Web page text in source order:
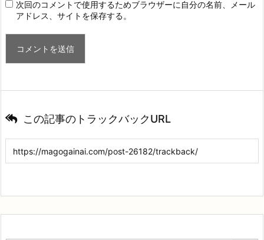
次回のコメントで使用するためブラウザーに自分の名前、メール
アドレス、サイトを保存する。
この記事のトラックバックURL